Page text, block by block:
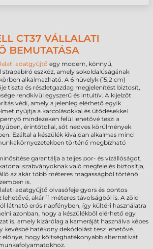
CT37 VÁLLALATI
BEMUTATÁSA
adatgyűjtő egy modern, könnyű,
eszköz, amely sokoldalúságának
alkalmazható. A 6 hüvelyk (15,2 cm)
tiszta és részletgazdag megjelenítést biztosít,
rendkívül egyszerű és intuitív. A kijelzőt
védi, amely a jelenleg elérhető egyik
nyújtja a karcolásokkal és ütődésekkel
mindezeken felül lehetővé teszi a
érintőtollal, sőt nedves körülmények
Ezáltal a készülék kiválóan alkalmas mind
történő megbízható
garantálja a teljes por- és vízállóságot,
szabványoknak való megfelelés biztosítja,
az akár több méteres magasságból történő
is.
adatgyűjtő olvasófeje gyors és pontos
akár 11 méteres távolságból is. A zöld
látható erős napfényben, így kültéri használatra
azonban, hogy a készülékből elérhető egy
is, amely kizárólag a kameráját használva képes
kevésbé hatékony dekódolást tesz lehetővé.
előnye, hogy költséghatékonyabb alternatívát